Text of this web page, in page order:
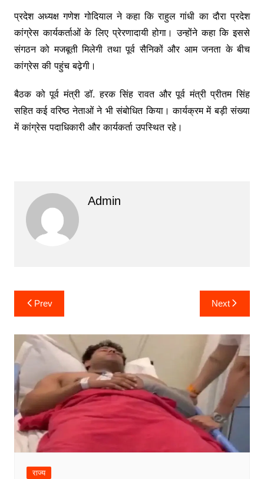
प्रदेश अध्यक्ष गणेश गोदियाल ने कहा कि राहुल गांधी का दौरा प्रदेश
कांग्रेस कार्यकर्ताओं के लिए प्रेरणादायी होगा। उन्होंने कहा कि इससे
संगठन को मजबूती मिलेगी तथा पूर्व सैनिकों और आम जनता के बीच
कांग्रेस की पहुंच बढ़ेगी।
बैठक को पूर्व मंत्री डॉ. हरक सिंह रावत और पूर्व मंत्री प्रीतम सिंह
सहित कई वरिष्ठ नेताओं ने भी संबोधित किया। कार्यक्रम में बड़ी संख्या
में कांग्रेस पदाधिकारी और कार्यकर्ता उपस्थित रहे।
Admin
Post
navigation
Prev Next
राज्य